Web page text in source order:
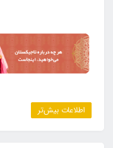
اطلاعات بیش‌تر